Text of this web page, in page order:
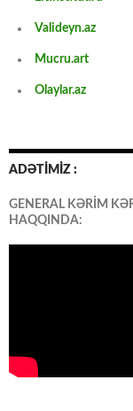
Valideyn.az
Mucru.art
Olaylar.az
ADƏTİMİZ :
GENERAL KƏRİM
HAQQINDA: